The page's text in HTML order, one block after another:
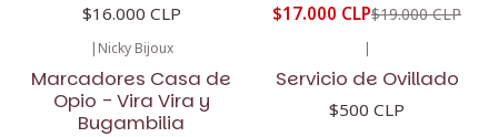
$16.000 CLP $17.000 CLP$19.000 CLP
| Nicky Bijoux
Marcadores Casa de
Opio - Vira Vira y
Bugambilia
|
Servicio de Ovillado
$500 CLP